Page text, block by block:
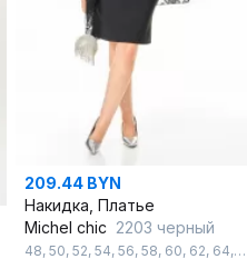
209.44 BYN
Накидка, Платье
Michel chic 2203 черный
48, 50, 52, 54, 56, 58, 60, 62, 64,